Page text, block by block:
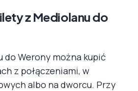
z Mediolanu do
do Werony można kupić
z połączeniami, w
albo na dworcu. Przy